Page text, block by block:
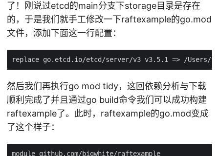
了！刚说过etcd的main分支下storage目录是存在
的，于是我们就手工修改一下raftexample的go.mod
文件，添加下面这一行配置：
然后我们再执行go mod tidy，这回依赖分析与下载
顺利完成了并且通过go build命令我们可以成功构建
raftexample了。此时，raftexample的go.mod变成
了这个样子：